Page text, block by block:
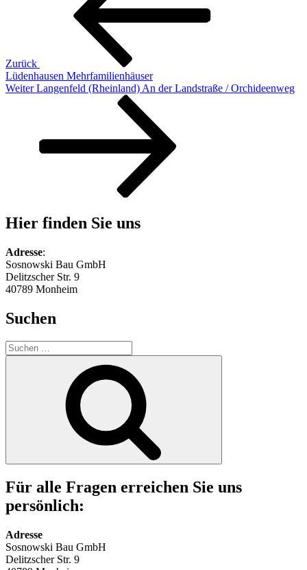
Zurück
Lüdenhausen Mehrfamilienhäuser
Nächster
Weiter Langenfeld (Rheinland) An der Landstraße / Orchideenweg
Hier finden Sie uns
Adresse:
Sosnowski Bau GmbH
Delitzscher Str. 9
40789 Monheim
Suchen
Suchen
nach:
Für alle Fragen erreichen Sie uns
persönlich:
Adresse
Sosnowski Bau GmbH
Delitzscher Str. 9